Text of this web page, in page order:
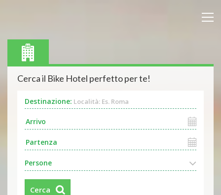
Cerca il Bike Hotel perfetto per te!
Destinazione: Località: Es. Roma
Persone
Cerca